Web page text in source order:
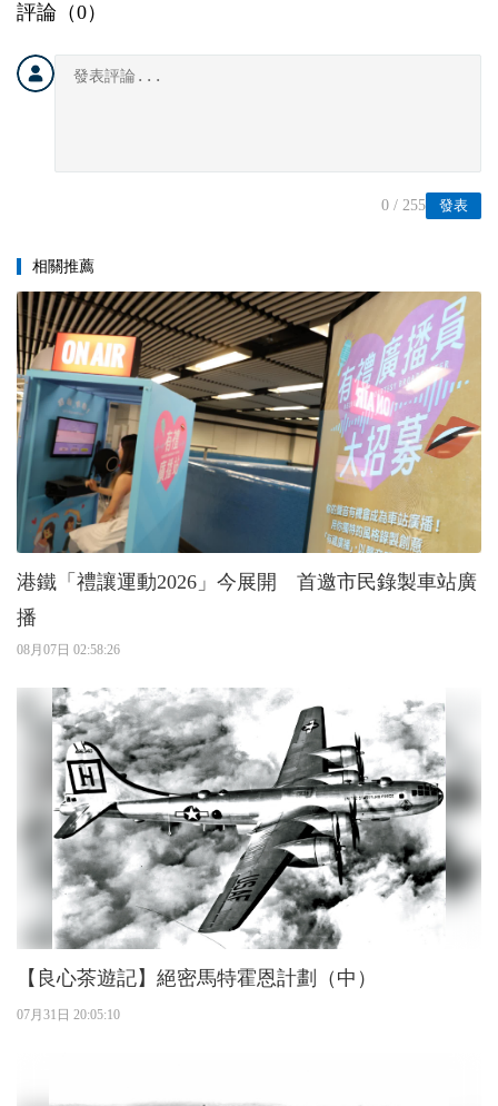
評論（0）
發表
0 / 255
相關推薦
港鐵「禮讓運動2026」今展開 首邀市民錄製車站廣
播
08月07日 02:58:26
【良心茶遊記】絕密馬特霍恩計劃（中）
07月31日 20:05:10